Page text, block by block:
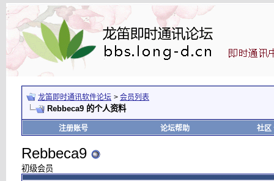
龙笛即时通讯软件论坛 > 会员列表
Rebbeca9 的个人资料
注册账号 论坛帮助 社区
Rebbeca9
初级会员